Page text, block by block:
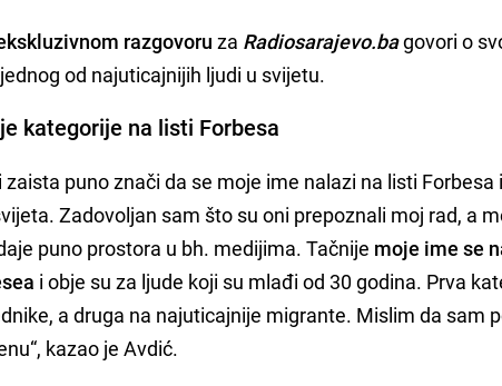
razgovoru za Radiosarajevo.bagovori o
od najuticajnijih ljudi u svijetu.
kategorije na listi Forbesa
zaista puno znači da se moje ime nalazi na listi
Zadovoljan sam što su oni prepoznali moj rad, a
puno prostora u bh. medijima. Tačnije moje ime se
i obje su za ljude koji su mlađi od 30 godina. Prva
a druga na najuticajnije migrante. Mislim da sam
kazao je Avdić.